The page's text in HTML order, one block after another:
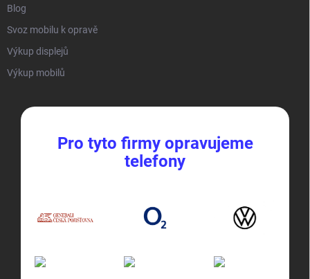
Blog
Svoz mobilu k opravě
Výkup displejů
Výkup mobilů
Pro tyto firmy opravujeme
telefony